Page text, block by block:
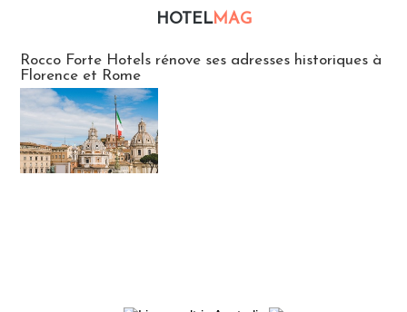
HOTELMAG
Rocco Forte Hotels rénove ses adresses historiques à
Florence et Rome